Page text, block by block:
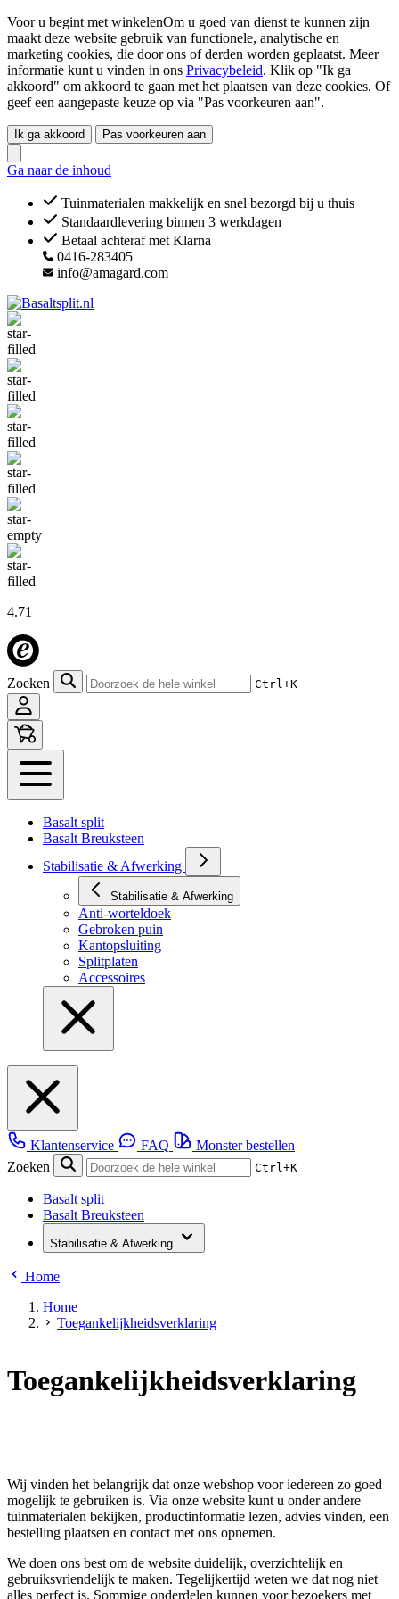
Voor u begint met winkelenOm u goed van dienst te kunnen zijn
maakt deze website gebruik van functionele, analytische en
marketing cookies, die door ons of derden worden geplaatst. Meer
informatie kunt u vinden in ons Privacybeleid. Klik op "Ik ga
akkoord" om akkoord te gaan met het plaatsen van deze cookies. Of
geef een aangepaste keuze op via "Pas voorkeuren aan".
Ik ga akkoord Pas voorkeuren aan
Ga naar de inhoud
Tuinmaterialen makkelijk en snel bezorgd bij u thuis
Standaardlevering binnen 3 werkdagen
Betaal achteraf met Klarna
0416-283405
info@amagard.com
4.71
Zoeken Ctrl+K
Basalt split
Basalt Breuksteen
Stabilisatie & Afwerking
Stabilisatie & Afwerking
Anti-worteldoek
Gebroken puin
Kantopsluiting
Splitplaten
Accessoires
Klantenservice FAQ
Monster bestellen
Zoeken
Ctrl+K
Basalt split
Basalt Breuksteen
Stabilisatie & Afwerking
Home
Home
Toegankelijkheidsverklaring
Toegankelijkheidsverklaring
Wij vinden het belangrijk dat onze webshop voor iedereen zo goed
mogelijk te gebruiken is. Via onze website kunt u onder andere
tuinmaterialen bekijken, productinformatie lezen, advies vinden, een
bestelling plaatsen en contact met ons opnemen.
We doen ons best om de website duidelijk, overzichtelijk en
gebruiksvriendelijk te maken. Tegelijkertijd weten we dat nog niet
alles perfect is. Sommige onderdelen kunnen voor bezoekers met